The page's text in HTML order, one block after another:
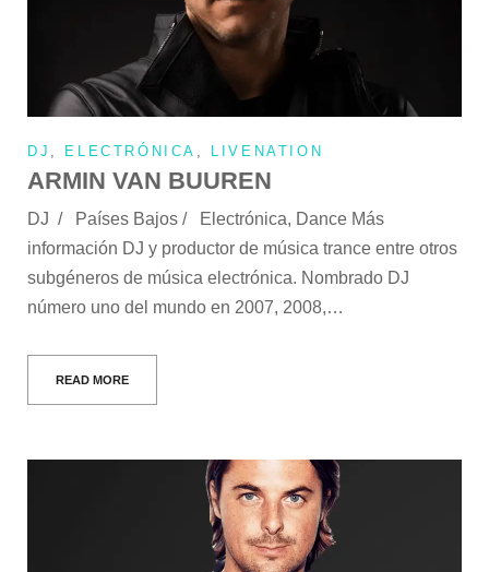
DJ ELECTRÓNICA LIVENATION
ARMIN VAN BUUREN
DJ / Países Bajos / Electrónica, Dance Más
información DJ y productor de música trance entre otros
subgéneros de música electrónica. Nombrado DJ
número uno del mundo en 2007, 2008,…
READ MORE